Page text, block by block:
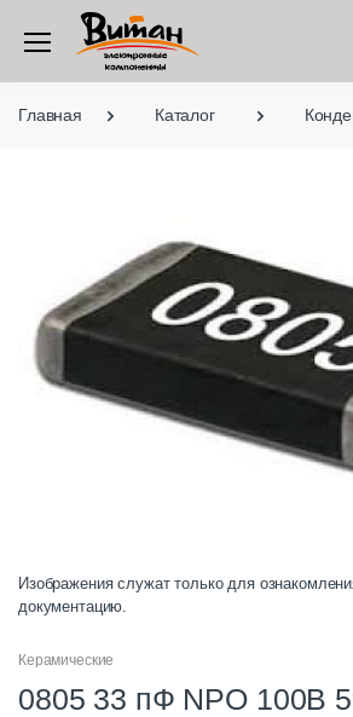
Главная Каталог
Изображения служат только для
документацию.
Керамические
0805 33 пФ NPO 100B